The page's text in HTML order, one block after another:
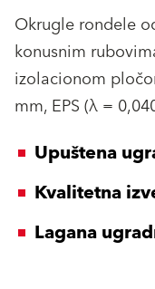
Okrugle rondele
konusnim
izolacionom
mm, EPS (λ =
Upuštena
Kvalitetna
Lagana